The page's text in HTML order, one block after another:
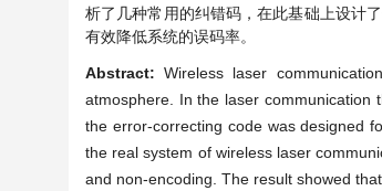
析了几种常用的纠错码，在此基础上设计
有效降低系统的误码率。
Abstract:Wireless laser
atmosphere. In the laser communication
the error-correcting code was designed
the real system of wireless laser
and non-encoding. The result showed